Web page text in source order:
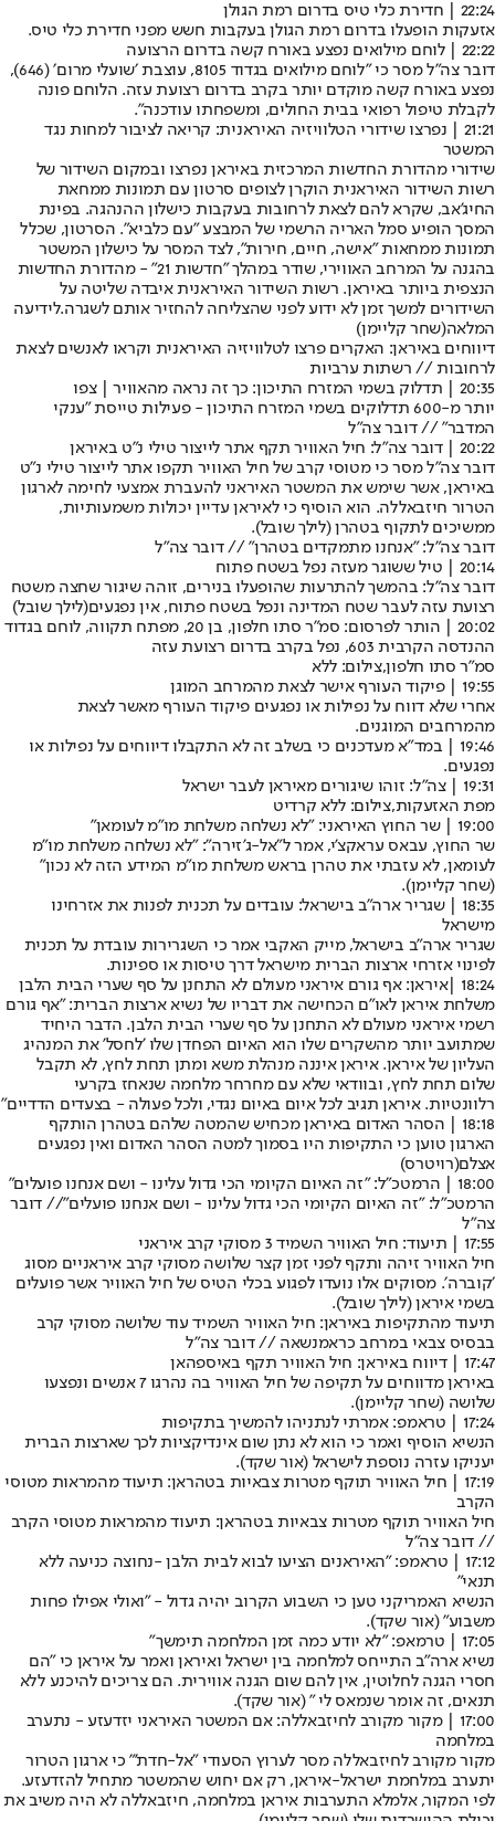
22:24 | חדירת כלי טיס בדרום רמת הגולן
אזעקות הופעלו בדרום רמת הגולן בעקבות חשש מפני חדירת כלי טיס.
22:22 | לוחם מילואים נפצע באורח קשה בדרום הרצועה
דובר צה"ל מסר כי "לוחם מילואים בגדוד 8105, עוצבת ׳שועלי מרום׳ (646),
נפצע באורח קשה מוקדם יותר בקרב בדרום רצועת עזה. הלוחם פונה
לקבלת טיפול רפואי בבית החולים, ומשפחתו עודכנה".
21:21 | נפרצו שידורי הטלוויזיה האיראנית: קריאה לציבור למחות נגד
המשטר
שידורי מהדורת החדשות המרכזית באיראן נפרצו ובמקום השידור של
רשות השידור האיראנית הוקרן לצופים סרטון עם תמונות ממחאת
החיג'אב, שקרא להם לצאת לרחובות בעקבות כישלון ההנהגה. בפינת
המסך הופיע סמל האריה הרשמי של המבצע "עם כלביא". הסרטון, שכלל
תמונות ממחאות "אישה, חיים, חירות", לצד המסר על כישלון המשטר
בהגנה על המרחב האווירי, שודר במהלך "חדשות 21" - מהדורת החדשות
הנצפית ביותר באיראן. רשות השידור האיראנית איבדה שליטה על
השידורים למשך זמן לא ידוע לפני שהצליחה להחזיר אותם לשגרה.לידיעה
המלאה(שחר קליימן)
דיווחים באיראן: האקרים פרצו לטלוויזיה האיראנית וקראו לאנשים לצאת
לרחובות // רשתות ערביות
20:35 | תדלוק בשמי המזרח התיכון: כך זה נראה מהאוויר | צפו
יותר מ-600 תדלוקים בשמי המזרח התיכון - פעילות טייסת ״ענקי
המדבר״ // דובר צה"ל
20:22 | דובר צה"ל: חיל האוויר תקף אתר לייצור טילי נ״ט באיראן
דובר צה״ל מסר כי מטוסי קרב של חיל האוויר תקפו אתר לייצור טילי נ״ט
באיראן, אשר שימש את המשטר האיראני להעברת אמצעי לחימה לארגון
הטרור חיזבאללה. הוא הוסיף כי לאיראן עדיין יכולות משמעותיות,
ממשיכים לתקוף בטהרן (לילך שובל).
דובר צה"ל: "אנחנו מתמקדים בטהרן" // דובר צה"ל
20:14 | טיל ששוגר מעזה נפל בשטח פתוח
דובר צה"ל: בהמשך להתרעות שהופעלו בנירים, זוהה שיגור שחצה משטח
רצועת עזה לעבר שטח המדינה ונפל בשטח פתוח, אין נפגעים(לילך שובל)
20:02 | הותר לפרסום: סמ״ר סתו חלפון, בן 20, מפתח תקווה, לוחם בגדוד
ההנדסה הקרבית 603, נפל בקרב בדרום רצועת עזה
סמ"ר סתו חלפון,צילום: ללא
19:55 | פיקוד העורף אישר לצאת מהמרחב המוגן
אחרי שלא דווח על נפילות או נפגעים פיקוד העורף מאשר לצאת
מהמרחבים המוגנים.
19:46 | במד"א מעדכנים כי בשלב זה לא התקבלו דיווחים על נפילות או
נפגעים.
19:31 | צה"ל: זוהו שיגורים מאיראן לעבר ישראל
מפת האזעקות,צילום: ללא קרדיט
19:00 | שר החוץ האיראני: "לא נשלחה משלחת מו"מ לעומאן"
שר החוץ, עבאס עראקצ'י, אמר ל"אל-ג'זירה": "לא נשלחה משלחת מו"מ
לעומאן, לא עזבתי את טהרן בראש משלחת מו"מ המידע הזה לא נכון"
(שחר קליימן).
18:35 | שגריר ארה"ב בישראל: עובדים על תכנית לפנות את אזרחינו
מישראל
שגריר ארה"ב בישראל, מייק האקבי אמר כי השגרירות עובדת על תכנית
לפינוי אזרחי ארצות הברית מישראל דרך טיסות או ספינות.
18:24 |
איראן: אף גורם איראני מעולם לא התחנן על סף שערי הבית הלבן
משלחת איראן לאו"ם הכחישה את דבריו של נשיא ארצות הברית: "אף גורם
רשמי איראני מעולם לא התחנן על סף שערי הבית הלבן. הדבר היחיד
שמתועב יותר מהשקרים שלו הוא האיום הפחדן שלו 'לחסל' את המנהיג
העליון של איראן. איראן איננה מנהלת משא ומתן תחת לחץ, לא תקבל
שלום תחת לחץ, ובוודאי שלא עם מחרחר מלחמה שנאחז בקרעי
רלוונטיות. איראן תגיב לכל איום באיום נגדי, ולכל פעולה - בצעדים הדדיים"
18:18 | הסהר האדום באיראן מכחיש שהמטה שלהם בטהרן הותקף
הארגון טוען כי התקיפות היו בסמוך למטה הסהר האדום ואין נפגעים
אצלם(רויטרס)
18:00 | הרמטכ"ל: "זה האיום הקיומי הכי גדול עלינו - ושם אנחנו פועלים"
הרמטכ"ל: "זה האיום הקיומי הכי גדול עלינו - ושם אנחנו פועלים"// דובר
צה"ל
17:55 | תיעוד: חיל האוויר השמיד 3 מסוקי קרב איראני
חיל האוויר זיהה ותקף לפני זמן קצר שלושה מסוקי קרב איראניים מסוג
׳קוברה׳. מסוקים אלו נועדו לפגוע בכלי הטיס של חיל האוויר אשר פועלים
בשמי איראן (לילך שובל).
תיעוד מהתקיפות באיראן: חיל האוויר השמיד עוד שלושה מסוקי קרב
בבסיס צבאי במרחב כראמנשאה // דובר צה"ל
17:47 | דיווח באיראן: חיל האוויר תקף באיספהאן
באיראן מדווחים על תקיפה של חיל האוויר בה נהרגו 7 אנשים ונפצעו
שלושה (שחר קליימן).
17:24 | טראמפ: אמרתי לנתניהו להמשיך בתקיפות
הנשיא הוסיף ואמר כי הוא לא נתן שום אינדיקציות לכך שארצות הברית
יעניקו עזרה נוספת לישראל (אור שקד).
17:19 | חיל האוויר תוקף מטרות צבאיות בטהראן: תיעוד מהמראות מטוסי
הקרב
חיל האוויר תוקף מטרות צבאיות בטהראן: תיעוד מהמראות מטוסי הקרב
// דובר צה"ל
17:12 | טראמפ: "האיראנים הציעו לבוא לבית הלבן -נחוצה כניעה ללא
תנאי"
הנשיא האמריקני טען כי השבוע הקרוב יהיה גדול - "ואולי אפילו פחות
משבוע" (אור שקד).
17:05 | טרמאפ: "לא יודע כמה זמן המלחמה תימשך"
נשיא ארה"ב התייחס למלחמה בין ישראל ואיראן ואמר על איראן כי "הם
חסרי הגנה לחלוטין, אין להם שום הגנה אווירית. הם צריכים להיכנע ללא
תנאים, זה אומר שנמאס לי " (אור שקד).
17:00 | מקור מקורב לחיזבאללה: אם המשטר האיראני יזדעזע - נתערב
במלחמה
מקור מקורב לחיזבאללה מסר לערוץ הסעודי "אל-חדת'" כי ארגון הטרור
יתערב במלחמת ישראל-איראן, רק אם יחוש שהמשטר מתחיל להזדעזע.
לפי המקור, אלמלא התערבות איראן במלחמה, חיזבאללה לא היה משיב את